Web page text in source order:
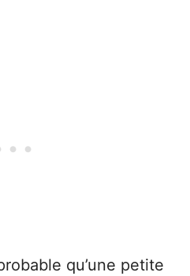
qu’une petite